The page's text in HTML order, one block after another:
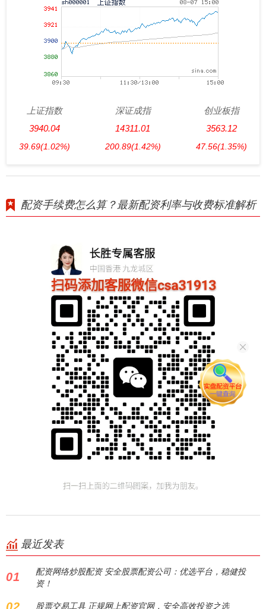
上证指数
3940.04
39.69(1.02%)
深证成指
14311.01
200.89(1.42%)
创业板指
3563.12
47.56(1.35%)
配资手续费怎么算？最新配资利率与收费标准解析
最近发表
01
配资网络炒股配资 安全股票配资公司：优选平台，稳健投
资！
股票交易工具 正规网上配资官网，安全高效投资之选